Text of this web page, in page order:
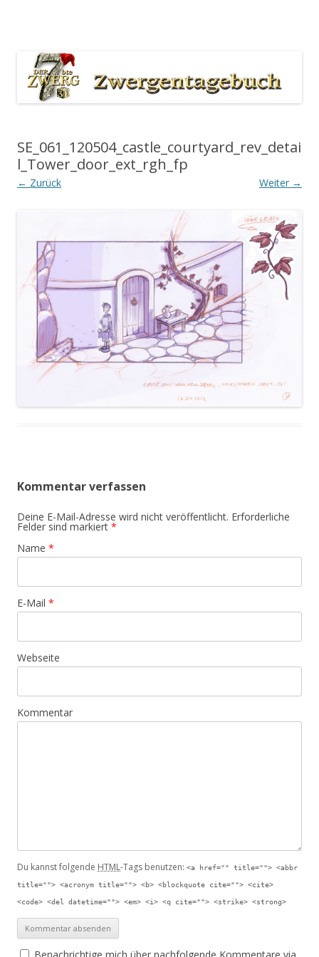
SE_061_120504_castle_courtyard_rev_detai
l_Tower_door_ext_rgh_fp
← Zurück Weiter →
Kommentar verfassen
Deine E-Mail-Adresse wird nicht veröffentlicht. Erforderliche
Felder sind markiert *
Name *
E-Mail *
Webseite
Kommentar
Du kannst folgende HTML-Tags benutzen: <a href="" title=""> <abbr
title=""> <acronym title=""> <b> <blockquote cite=""> <cite>
<code> <del datetime=""> <em> <i> <q cite=""> <strike> <strong>